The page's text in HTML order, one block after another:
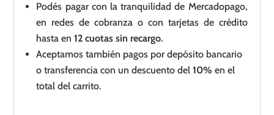
Podés pagar con la tranquilidad de Mercadopago,
en redes de cobranza o con tarjetas de crédito
hasta en12 cuotas sin recargo.
Aceptamos también pagos por depósito bancario
o transferencia con un descuento del10% en el
total del carrito.